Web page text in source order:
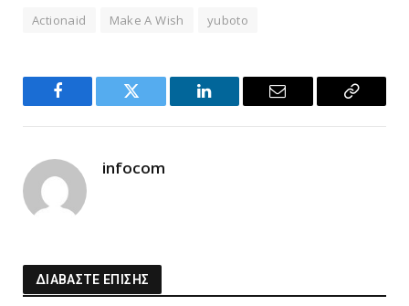
Actionaid Make A Wish yuboto
Facebook Twitter LinkedIn Email
Copy
infocom
ΔΙΑΒΑΣΤΕ ΕΠΙΣΗΣ